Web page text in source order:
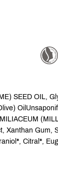
SEED OIL,
Xanthan
Citral*,